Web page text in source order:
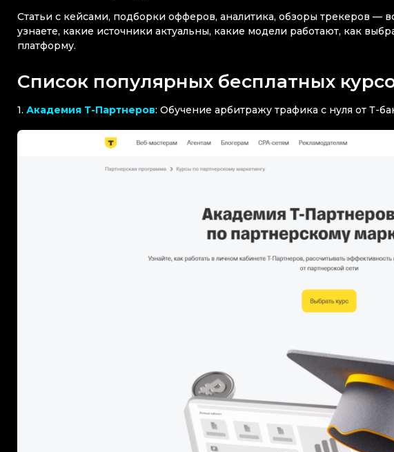
Статьи с кейсами, подборки офферов, аналитика, обзоры трекеров —
узнаете, какие источники актуальны, какие модели работают, как
платформу.
Список популярных бесплатных
1. Академия Т-Партнеров: Обучение арбитражу трафика с нуля от Т-